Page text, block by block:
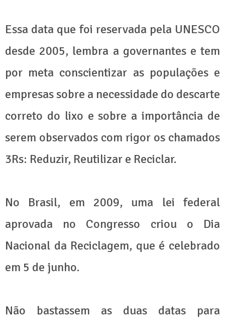
Essa data que foi reservada pela UNESCO
desde 2005, lembra a governantes e tem
por meta conscientizar as populações e
empresas sobre a necessidade do descarte
correto do lixo e sobre a importância de
serem observados com rigor os chamados
3Rs: Reduzir, Reutilizar e Reciclar.
No Brasil, em 2009, uma lei federal
aprovada no Congresso criou o Dia
Nacional da Reciclagem, que é celebrado
em 5 de junho.
Não bastassem as duas datas para